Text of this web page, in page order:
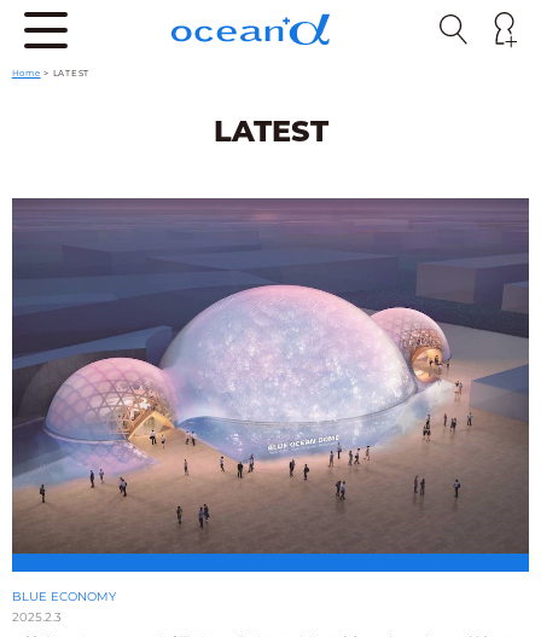
Home > LATEST
LATEST
BLUE ECONOMY
2025.2.3